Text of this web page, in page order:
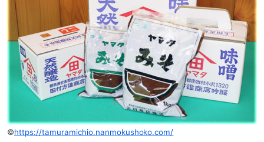
©https://tamuramichio.nanmokushoko.com/